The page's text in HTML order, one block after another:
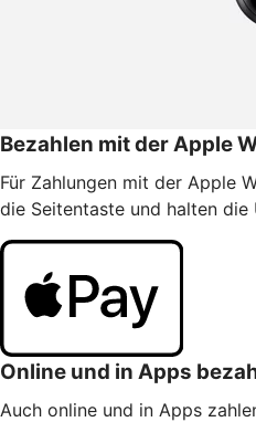
Bezahlen mit der Apple
Für Zahlungen mit der Apple
die Seitentaste und halten die
Online und in Apps
Auch online und in Apps